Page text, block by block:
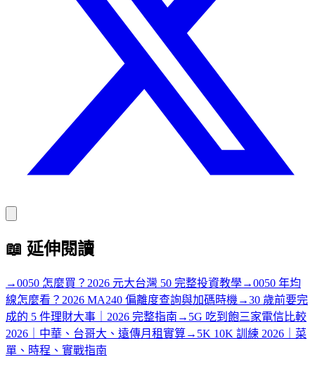
📖 延伸閱讀
→0050 怎麼買？2026 元大台灣 50 完整投資教學→0050 年均
線怎麼看？2026 MA240 偏離度查詢與加碼時機 →30 歲前要完
成的 5 件理財大事｜2026 完整指南 → 5G 吃到飽三家電信比較
2026｜中華、台哥大、遠傳月租實算→ 5K 10K 訓練 2026｜菜
單、時程、實戰指南